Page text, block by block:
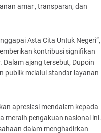
aman, transparan, dan
Asta Cita Untuk Negeri”,
kontribusi signifikan
Dalam ajang tersebut, Dupoin
publik melalui standar layanan
apresiasi mendalam kepada
meraih pengakuan nasional ini.
dalam menghadirkan